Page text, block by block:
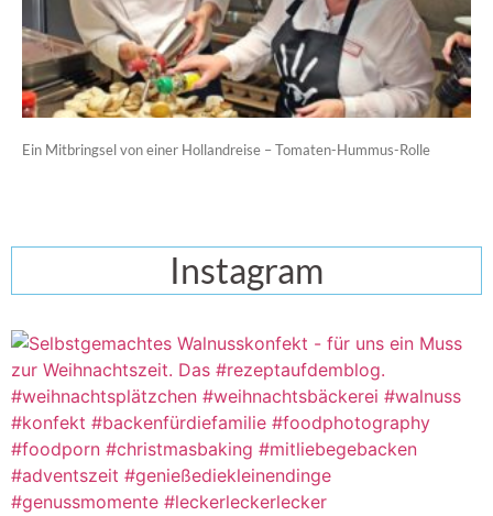
Ein Mitbringsel von einer Hollandreise – Tomaten-Hummus-Rolle
Instagram